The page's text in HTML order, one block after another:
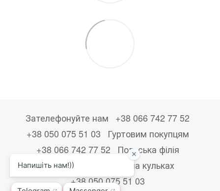
Зателефонуйте нам
+38 066 742 77 52
+38 050 075 51 03
Гуртовим покупцям
+38 066 742 77 52
Польська філія
+48533867723
Друк на кульках
+38 050 075 51 03